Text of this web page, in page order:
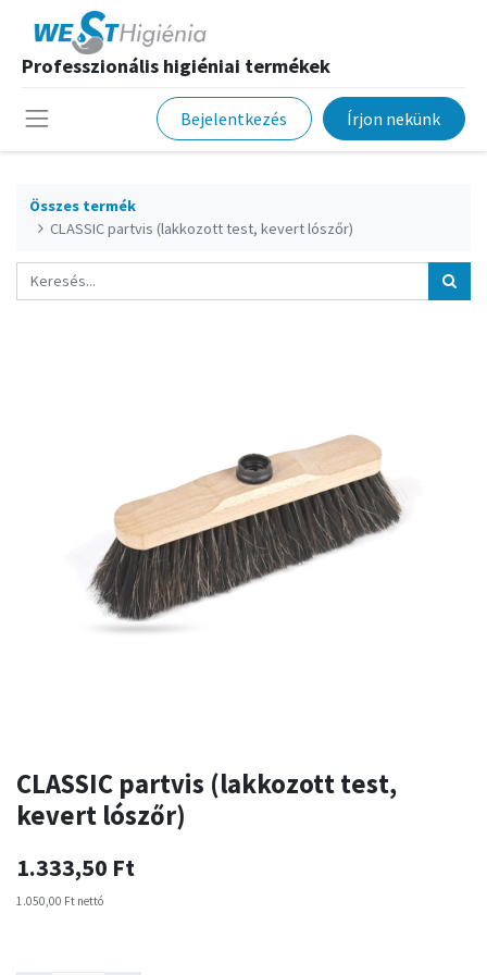
Professzionális higiéniai termékek
Bejelentkezés Írjon nekünk
Összes termék
CLASSIC partvis (lakkozott test, kevert lószőr)
CLASSIC partvis (lakkozott test,
kevert lószőr)
1.333,50 Ft
1.050,00 Ft nettó